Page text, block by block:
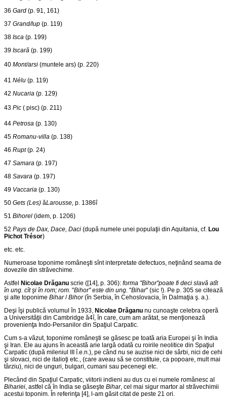
36 Gard (p. 91, 161)
37 Grand/lup (p. 119)
38 Isca (p. 199)
39 Iscară (p. 199)
40 Mont/arsi (muntele ars) (p. 220)
41 Nélu (p. 119)
42 Nucaria (p. 129)
43 Pic ( pisc) (p. 211)
44 Petrosa (p. 130)
45 Romanu-villa (p. 138)
46 Rupt(p. 24)
47 Samara (p. 197)
48 Savara (p. 197)
49 Vaccaria (p. 130)
50 Gets (Les) ăLarousse, p. 1386î
51 Bihorel (idem, p. 1206)
52 Pays de Dax, Dace, Daci (după numele unei populaţii din Aquitania, cf. Lou
Pichot Trésor)
etc. etc.
Numeroase toponime româneşti sînt interpretate defectuos, neţinând seama de
dovezile din străvechime.
Astfel
Nicolae Drăganu scrie ([14], p. 306): forma "Bihor"poate fi deci slavă atît
în ung. cît şi în rom; rom. "Bihor" este din ung. "Bihar" (sic !). Pe p. 305 se citează
şi alte toponime Bihar/Bihor(în Serbia, în Cehoslovacia, în Dalmaţia ş. a.).
Deşi îşi publică volumul în 1933, Nicolae Drăganu nu cunoaşte celebra operă
a Universităţii din Cambridge ă4î, în care, cum am arătat, se menţionează
provenienţa Indo-Persanilor din Spaţiul Carpatic.
Cum s-a văzut, toponime româneşti se găsesc pe toată aria Europei şi în India
şi Iran. Ele au ajuns în această arie largă odată cu roirile neolitice din Spaţiul
Carpatic (după mileniul III î.e.n.), pe când nu se auzise nici de sârbi, nici de cehi
şi slovaci, nici de italioţi etc., (care aveau să se constituie, ca popoare, mult mai
târziu), nici de unguri, bulgari, cumani sau pecenegi etc.
Plecând din Spaţiul Carpatic, viitorii indieni au dus cu ei numele românesc al
Bihariei, astfel că în India se găseşte Bihar, cel mai sigur martor al străvechimii
acestui toponim. În referinţa [4], l-am găsit citat de peste 21 ori.